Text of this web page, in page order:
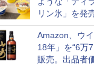
リン氷」を発
と2層仕立て
Amazon、ウ
18年」を“6万
販売。出品者